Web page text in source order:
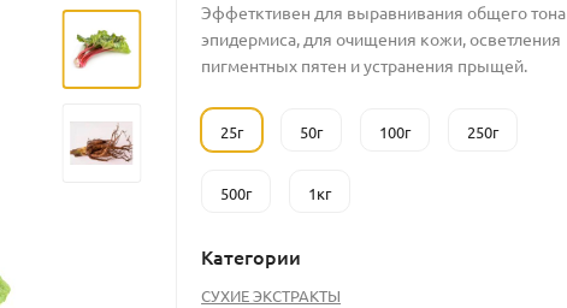
Эффетктивен для выравнивания общего тона
эпидермиса, для очищения кожи, осветления
пигментных пятен и устранения прыщей.
25г 50г 100г 250г
500г 1кг
Категории
СУХИЕ ЭКСТРАКТЫ